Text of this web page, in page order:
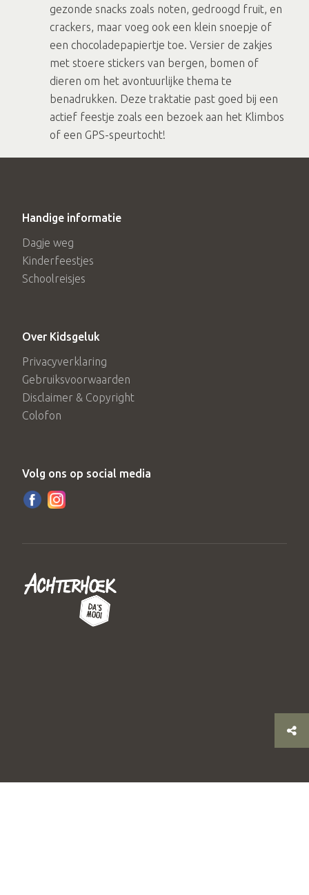
gezonde snacks zoals noten, gedroogd fruit, en
crackers, maar voeg ook een klein snoepje of
een chocoladepapiertje toe. Versier de zakjes
met stoere stickers van bergen, bomen of
dieren om het avontuurlijke thema te
benadrukken. Deze traktatie past goed bij een
actief feestje zoals een bezoek aan het Klimbos
of een GPS-speurtocht!
Handige informatie
Dagje weg
Kinderfeestjes
Schoolreisjes
Over Kidsgeluk
Privacyverklaring
Gebruiksvoorwaarden
Disclaimer & Copyright
Colofon
Volg ons op social media